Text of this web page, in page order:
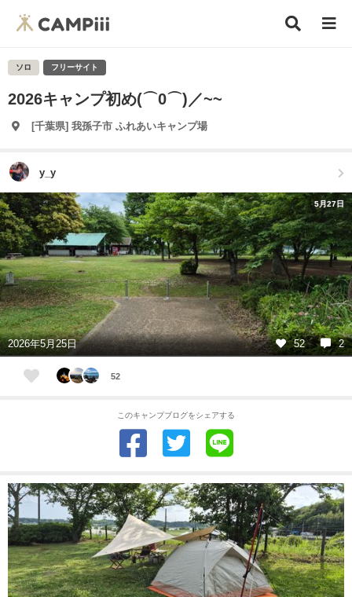
ソロ フリーサイト
2026キャンプ初め(⌒0⌒)／~~
[千葉県] 我孫子市 ふれあいキャンプ場
y_y
5月27日
2026年5月25日 52 2
52
このキャンプブログをシェアする